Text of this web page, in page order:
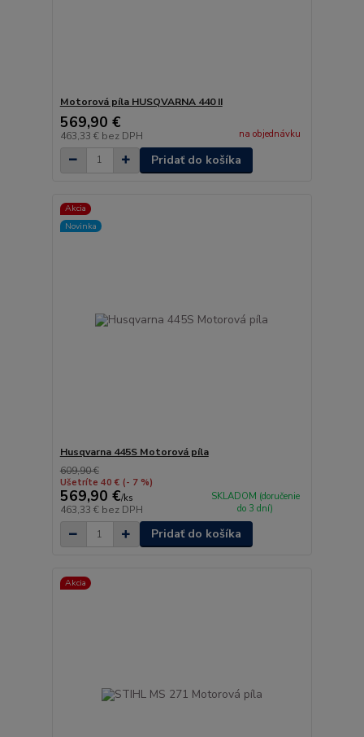
Motorová píla HUSQVARNA 440 II
569,90 €
463,33 € bez DPH na objednávku
Pridať do košíka
Akcia
Novinka
Husqvarna 445S Motorová píla
609,90 €
Ušetríte 40 € (- 7 %)
569,90 €/ks
463,33 € bez DPH
SKLADOM (doručenie
do 3 dní)
Pridať do košíka
Akcia